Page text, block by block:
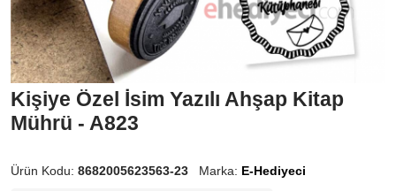
Kişiye Özel İsim Yazılı Ahşap Kitap
Mührü - A823
Ürün Kodu: 8682005623563-23 Marka: E-Hediyeci